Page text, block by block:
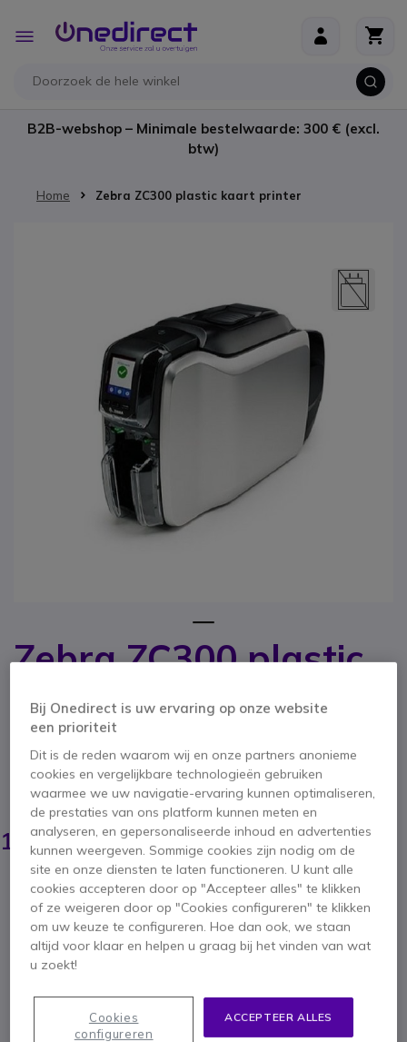
Toggle
Nav
B2B-webshop – Minimale bestelwaarde: 300 € (excl.
btw)
Home Zebra ZC300 plastic kaart printer
Zebra ZC300 plastic
kaart printer
SKU ZEZC300 // Referentie fabrikant: ZC31-000C000EM00
De ultieme oplossing voor professionele
kaartproductie.
BESPAAR 23,00 €
1.099,95 €
1.076,95 € ex. BTW - 1.303,11 € incl. BTW
Aantal
IN WINKELWAGEN
OFFERTE BINNEN 4 UUR
2 jaarFabrieksgarantie
Ga naar het begin van de afbeeldingen-gallerij
Bij Onedirect is uw ervaring op onze website
een prioriteit
Dit is de reden waarom wij en onze partners anonieme
cookies en vergelijkbare technologieën gebruiken
waarmee we uw navigatie-ervaring kunnen optimaliseren,
de prestaties van ons platform kunnen meten en
analyseren, en gepersonaliseerde inhoud en advertenties
kunnen weergeven. Sommige cookies zijn nodig om de
site en onze diensten te laten functioneren. U kunt alle
cookies accepteren door op "Accepteer alles" te klikken
of ze weigeren door op "Cookies configureren" te klikken
om uw keuze te configureren. Hoe dan ook, we staan
altijd voor klaar en helpen u graag bij het vinden van wat
u zoekt!
ACCEPTEER ALLES
Cookies
configureren